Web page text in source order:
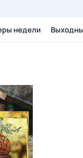
недели